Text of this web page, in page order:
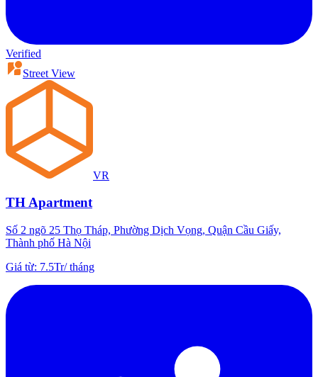
Verified
Street View
VR
TH Apartment
Số 2 ngõ 25 Thọ Tháp, Phường Dịch Vọng, Quận Cầu Giấy,
Thành phố Hà Nội
Giá từ: 7.5Tr/tháng